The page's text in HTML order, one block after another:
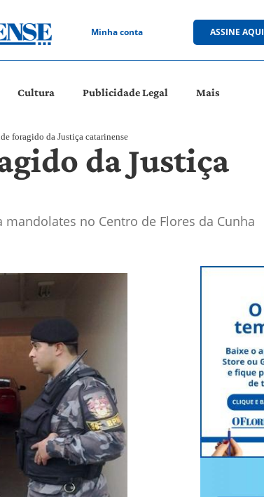
Minha conta ASSINE AQUI
Cultura Publicidade Legal Mais
foragido da Justiça catarinense
da Justiça
no Centro de Flores da Cunha